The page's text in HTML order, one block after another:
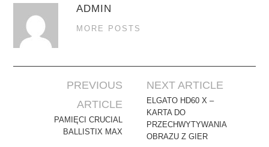
ADMIN
MORE POSTS
navigation
PREVIOUS
ARTICLE
PAMIĘCI CRUCIAL
BALLISTIX MAX
NEXT ARTICLE
ELGATO HD60 X –
KARTA DO
PRZECHWYTYWANIA
OBRAZU Z GIER